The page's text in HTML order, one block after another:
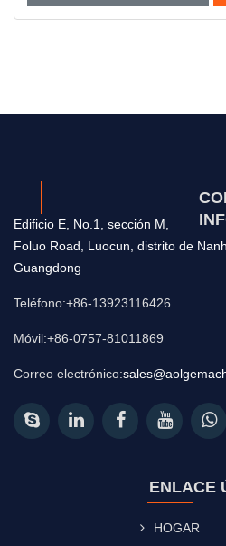
Edificio E, No.1, sección M,
Foluo Road, Luocun, distrito de
Guangdong
Teléfono:+86-13923116426
Móvil:+86-0757-81011869
Correo electrónico:
ENLACE
HOGAR